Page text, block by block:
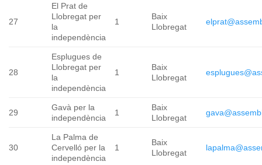
27
El Prat de
Llobregat per
la
independència
1
Baix
Llobregat
28
Esplugues de
Llobregat per
la
independència
1
Baix
Llobregat
29
Gavà per la
independència
1
Baix
Llobregat
30
La Palma de
Cervelló per la
independència
1
Baix
Llobregat